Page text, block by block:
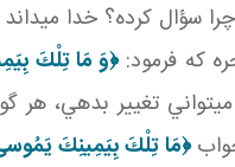
سؤال کرده؟ خدا مي
که فرمود:﴿وَ مَا تِلْكَ
تغيير بدهي، هر
﴿مَا تِلْكَ بِيَمِينِكَ